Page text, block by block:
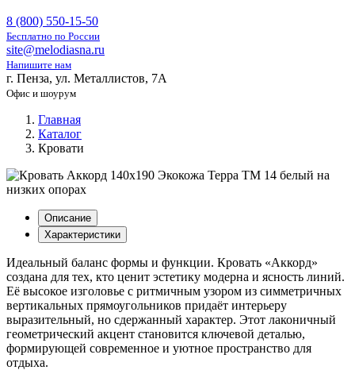
8 (800) 550-15-50
Бесплатно по России
site@melodiasna.ru
Напишите нам
г. Пенза, ул. Металлистов, 7А
Офис и шоурум
Главная
Каталог
Кровати
Описание
Характеристики
Идеальный баланс формы и функции. Кровать «Аккорд»
создана для тех, кто ценит эстетику модерна и ясность линий.
Её высокое изголовье с ритмичным узором из симметричных
вертикальных прямоугольников придаёт интерьеру
выразительный, но сдержанный характер. Этот лаконичный
геометрический акцент становится ключевой деталью,
формирующей современное и уютное пространство для
отдыха.